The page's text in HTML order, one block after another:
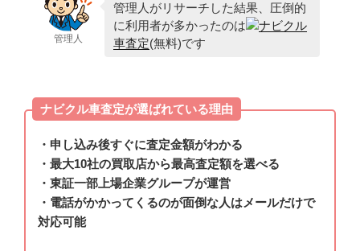
管理人
管理人がリサーチした結果、圧倒的
に利用者が多かったのは
ナビクル
車査定(無料)です
ナビクル車査定が選ばれている理由
・申し込み後すぐに査定金額がわかる
・最大10社の買取店から最高査定額を選べる
・東証一部上場企業グループが運営
・電話がかかってくるのが面倒な人はメールだけで
対応可能